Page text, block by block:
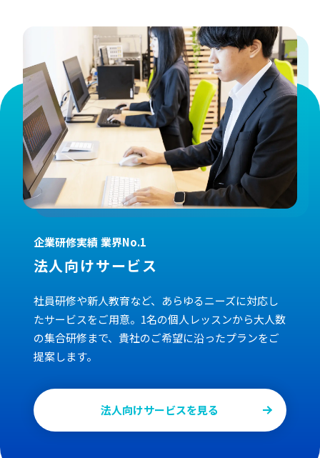
企業研修実績 業界No.1
法人向けサービス
社員研修や新人教育など、あらゆるニーズに対応し
たサービスをご用意。1名の個人レッスンから大人数
の集合研修まで、貴社のご希望に沿ったプランをご
提案します。
法人向けサービスを見る